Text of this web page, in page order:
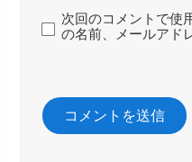
次回のコメントで使
の名前、メールアド